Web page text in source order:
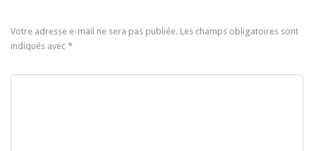
Votre adresse e-mail ne sera pas publiée. Les champs obligatoires sont
indiqués avec*